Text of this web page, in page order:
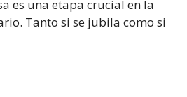
es una etapa crucial en la
Tanto si se jubila como si